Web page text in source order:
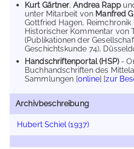
Kurt Gärtner,Andrea Rapp
unter Mitarbeit von Manfred
Gottfried Hagen, Reimchronik
Historischer Kommentar von
(Publikationen der
Geschichtskunde 74),
Handschriftenportal (HSP)-
Buchhandschriften des
Sammlungen [online] [zur
Archivbeschreibung
Hubert Schiel (1937)